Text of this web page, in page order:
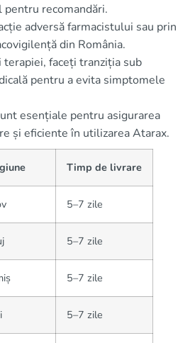
recomandări.
adversă farmacistului sau prin
din România.
terapiei, faceți tranziția sub
pentru a evita simptomele
esențiale pentru asigurarea
și eficiente în utilizarea Atarax.
Timp de livrare
5–7 zile
5–7 zile
5–7 zile
5–7 zile